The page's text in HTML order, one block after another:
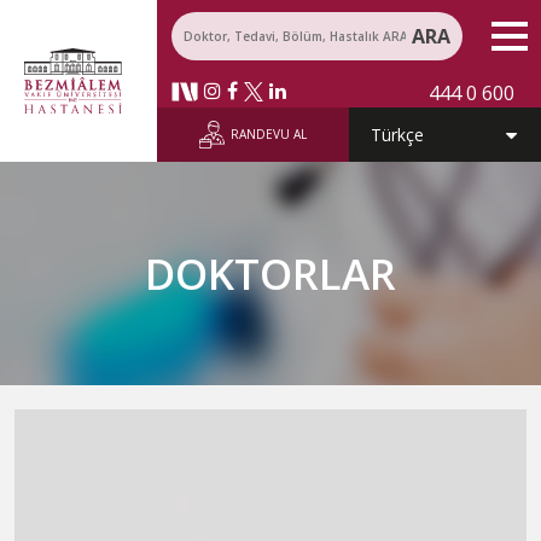
ARA
444 0 600
RANDEVU AL
DOKTORLAR